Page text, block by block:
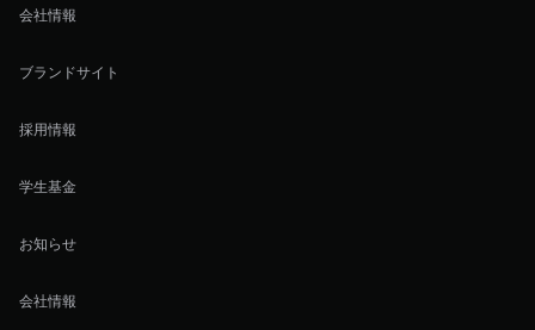
会社情報
ブランドサイト
採用情報
学生基金
お知らせ
会社情報